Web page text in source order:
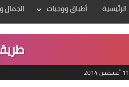
الرئيسية
الرئيسية أطباق ووجبات الجمال